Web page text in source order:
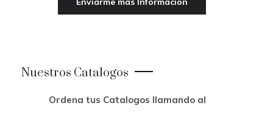
Nuestros Catalogos
Ordena tus Catalogos llamando al